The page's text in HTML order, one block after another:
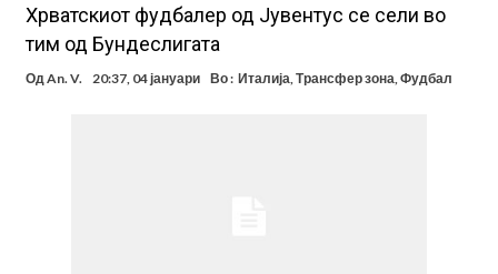
Хрватскиот фудбалер од Јувентус се сели во
тим од Бундеслигата
ОдAn. V. 20:37, 04 јануари Во : Италија,Трансфер зона,Фудбал